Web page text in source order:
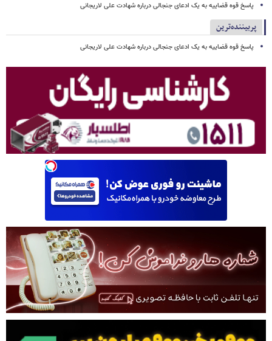
پاسخ قوه قضاییه به یک ادعای جنجالی درباره شهادت علی لاریجانی
پربیننده‌ترین
پاسخ قوه قضاییه به یک ادعای جنجالی درباره شهادت علی لاریجانی